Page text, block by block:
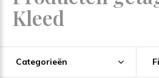
Kleed
Categorieën